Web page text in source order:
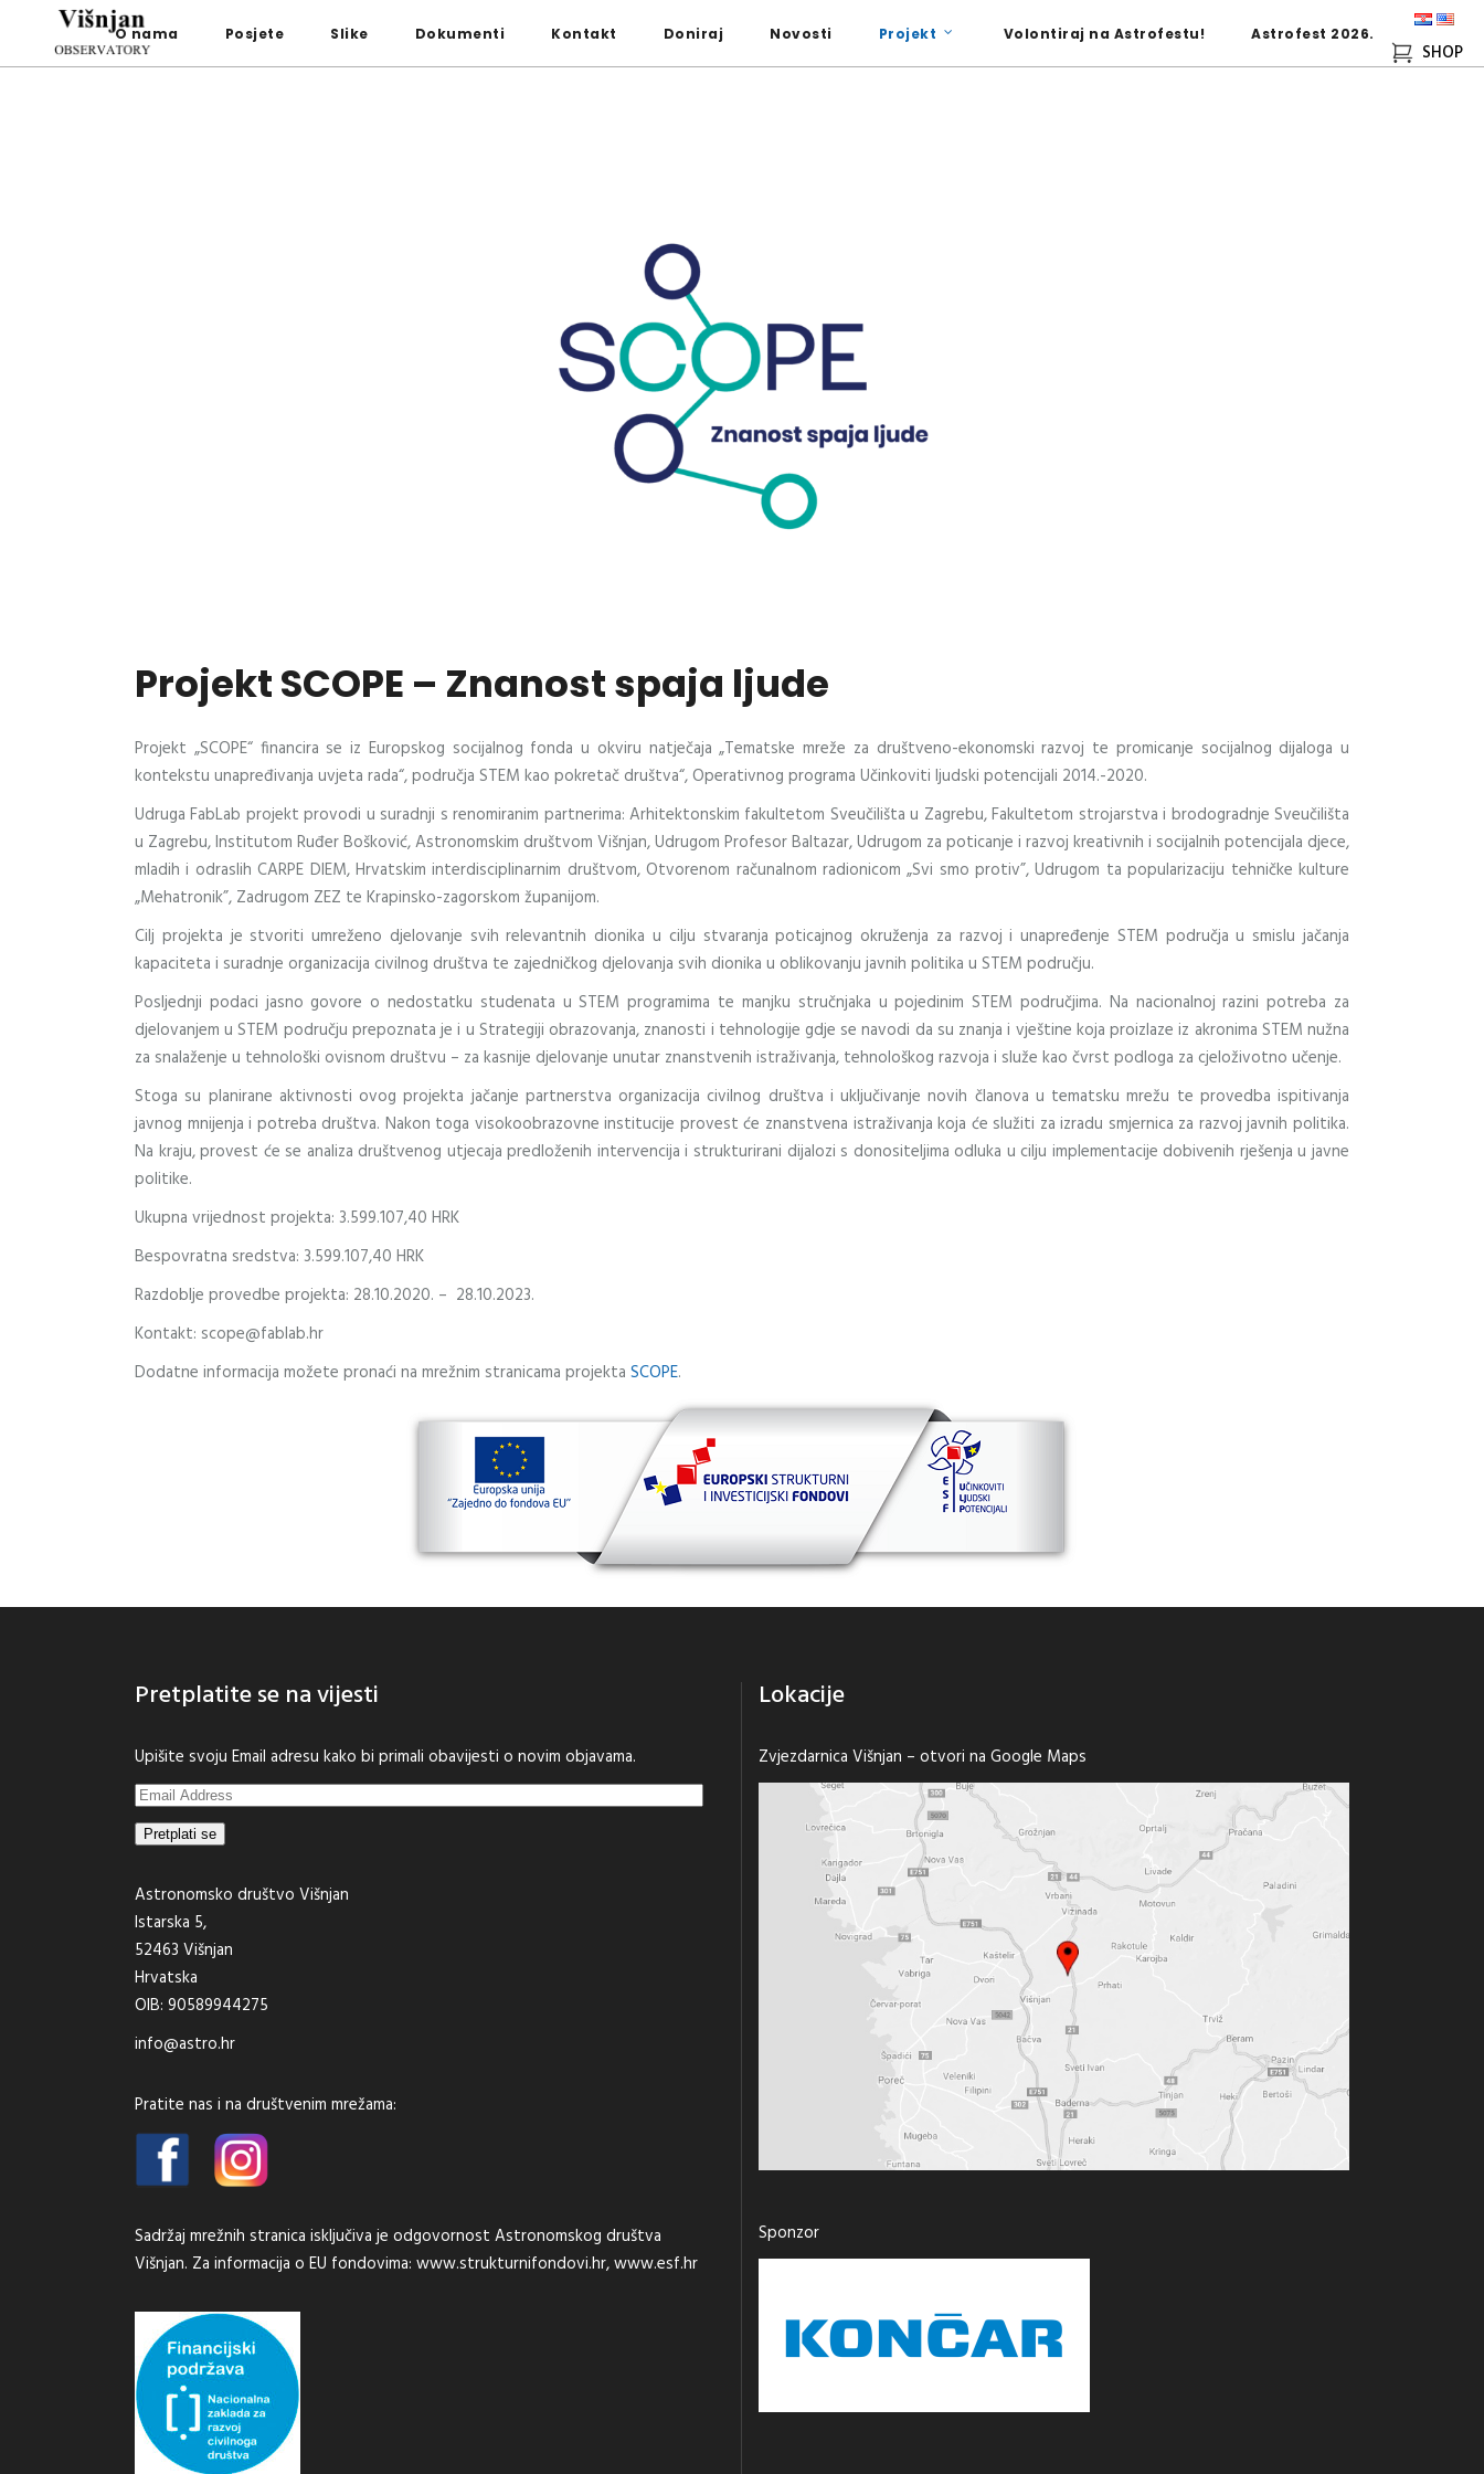
O nama Posjete Slike Dokumenti Kontakt Doniraj Novosti Projekt Volontiraj na Astrofestu! Astrofest 2026.
Projekt SCOPE – Znanost spaja ljude
Projekt „SCOPE“ financira se iz Europskog socijalnog fonda u okviru natječaja „Tematske mreže za društveno-ekonomski razvoj te promicanje socijalnog dijaloga u
kontekstu unapređivanja uvjeta rada“, područja STEM kao pokretač društva“, Operativnog programa Učinkoviti ljudski potencijali 2014.-2020.
Udruga FabLab projekt provodi u suradnji s renomiranim partnerima: Arhitektonskim fakultetom Sveučilišta u Zagrebu, Fakultetom strojarstva i brodogradnje Sveučilišta
u Zagrebu, Institutom Ruđer Bošković, Astronomskim društvom Višnjan, Udrugom Profesor Baltazar, Udrugom za poticanje i razvoj kreativnih i socijalnih potencijala djece,
mladih i odraslih CARPE DIEM, Hrvatskim interdisciplinarnim društvom, Otvorenom računalnom radionicom „Svi smo protiv”, Udrugom ta popularizaciju tehničke kulture
„Mehatronik”, Zadrugom ZEZ te Krapinsko-zagorskom županijom.
Cilj projekta je stvoriti umreženo djelovanje svih relevantnih dionika u cilju stvaranja poticajnog okruženja za razvoj i unapređenje STEM područja u smislu jačanja
kapaciteta i suradnje organizacija civilnog društva te zajedničkog djelovanja svih dionika u oblikovanju javnih politika u STEM području.
Posljednji podaci jasno govore o nedostatku studenata u STEM programima te manjku stručnjaka u pojedinim STEM područjima. Na nacionalnoj razini potreba za
djelovanjem u STEM području prepoznata je i u Strategiji obrazovanja, znanosti i tehnologije gdje se navodi da su znanja i vještine koja proizlaze iz akronima STEM nužna
za snalaženje u tehnološki ovisnom društvu – za kasnije djelovanje unutar znanstvenih istraživanja, tehnološkog razvoja i služe kao čvrst podloga za cjeloživotno učenje.
Stoga su planirane aktivnosti ovog projekta jačanje partnerstva organizacija civilnog društva i uključivanje novih članova u tematsku mrežu te provedba ispitivanja
javnog mnijenja i potreba društva. Nakon toga visokoobrazovne institucije provest će znanstvena istraživanja koja će služiti za izradu smjernica za razvoj javnih politika.
Na kraju, provest će se analiza društvenog utjecaja predloženih intervencija i strukturirani dijalozi s donositeljima odluka u cilju implementacije dobivenih rješenja u javne
politike.
Ukupna vrijednost projekta: 3.599.107,40 HRK
Bespovratna sredstva: 3.599.107,40 HRK
Razdoblje provedbe projekta: 28.10.2020. – 28.10.2023.
Kontakt: scope@fablab.hr
Dodatne informacija možete pronaći na mrežnim stranicama projekta SCOPE.
Pretplatite se na vijesti
Upišite svoju Email adresu kako bi primali obavijesti o novim objavama.
Email
Address
Pretplati se
Astronomsko društvo Višnjan
Istarska 5,
52463 Višnjan
Hrvatska
OIB: 90589944275
info@astro.hr
Pratite nas i na društvenim mrežama:
Sadržaj mrežnih stranica isključiva je odgovornost Astronomskog društva
Višnjan. Za informacija o EU fondovima: www.strukturnifondovi.hr,www.esf.hr
Lokacije
Zvjezdarnica Višnjan – otvori na Google Maps
Sponzor
SHOP